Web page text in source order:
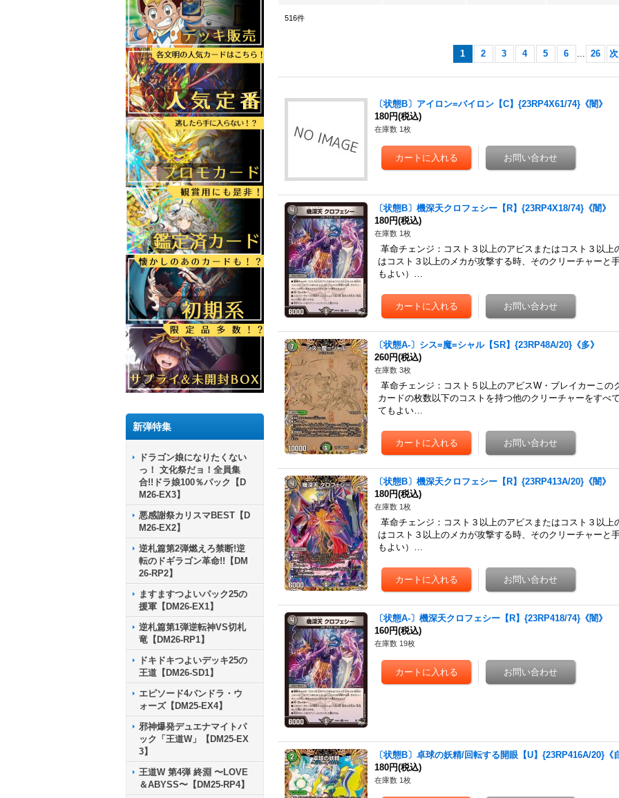
新弾特集
ドラゴン娘になりたくない
っ！ 文化祭だョ！全員集
合!!ドラ娘100％パック【D
M26-EX3】
悪感謝祭カリスマBEST【D
M26-EX2】
逆札篇第2弾燃えろ禁断!逆
転のドギラゴン革命!!【DM
26-RP2】
ますますつよいパック25の
援軍【DM26-EX1】
逆札篇第1弾逆転神VS切札
竜【DM26-RP1】
ドキドキつよいデッキ25の
王道【DM26-SD1】
エピソード4パンドラ・ウ
ォーズ【DM25-EX4】
邪神爆発デュエナマイトパ
ック「王道W」【DM25-EX
3】
王道W 第4弾 終淵 〜LOVE
＆ABYSS〜【DM25-RP4】
516件
1 2 3 4 5 6 ... 26 次
〔状態B〕アイロン=バイロン【C】{23RP4X61/74}《闇》
180円(税込)
在庫数 1枚
〔状態B〕機深天クロフェシー【R】{23RP4X18/74}《闇》
180円(税込)
在庫数 1枚
革命チェンジ：コスト３以上のアビスまたはコスト３以
はコスト３以上のメカが攻撃する時、そのクリーチャーと
もよい）…
〔状態A-〕シス=魔=シャル【SR】{23RP48A/20}《多》
260円(税込)
在庫数 3枚
革命チェンジ：コスト５以上のアビスW・ブレイカーこの
カードの枚数以下のコストを持つ他のクリーチャーをすべ
てもよい…
〔状態B〕機深天クロフェシー【R】{23RP413A/20}《闇》
180円(税込)
在庫数 1枚
革命チェンジ：コスト３以上のアビスまたはコスト３以
はコスト３以上のメカが攻撃する時、そのクリーチャーと
もよい）…
〔状態A-〕機深天クロフェシー【R】{23RP418/74}《闇》
160円(税込)
在庫数 19枚
〔状態B〕卓球の妖精/回転する開眼【U】{23RP416A/20}《
180円(税込)
在庫数 1枚